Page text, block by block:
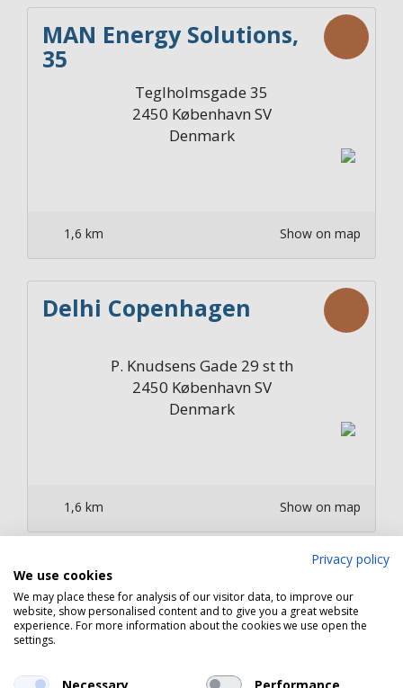
MAN Energy Solutions,
35
Teglholmsgade 35
2450 København SV
Denmark
1,6 km Show on map
Delhi Copenhagen
P. Knudsens Gade 29 st th
2450 København SV
Denmark
1,6 km Show on map
1926
Denmark
Privacy policy
We use cookies
We may place these for analysis of our visitor data, to improve our
website, show personalised content and to give you a great website
experience. For more information about the cookies we use open the
settings.
Necessary Performance